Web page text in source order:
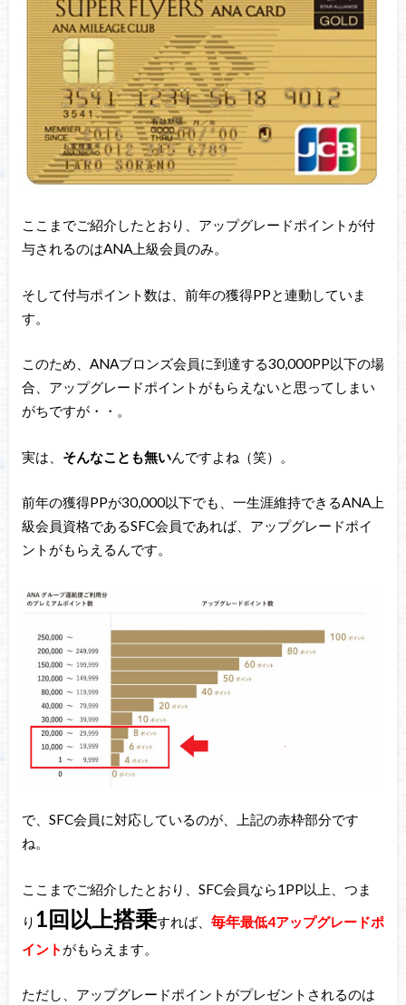
ここまでご紹介したとおり、アップグレードポイントが付
与されるのはANA上級会員のみ。
そして付与ポイント数は、前年の獲得PPと連動していま
す。
このため、ANAブロンズ会員に到達する30,000PP以下の場
合、アップグレードポイントがもらえないと思ってしまい
がちですが・・。
実は、 そんなことも無いんですよね（笑）。
前年の獲得PPが30,000以下でも、一生涯維持できるANA上
級会員資格であるSFC会員であれば、アップグレードポイ
ントがもらえるんです。
で、SFC会員に対応しているのが、上記の赤枠部分です
ね。
ここまでご紹介したとおり、SFC会員なら1PP以上、つま
り 1回以上搭乗すれば、 毎年最低4アップグレードポ
イント がもらえます。
ただし、アップグレードポイントがプレゼントされるのは